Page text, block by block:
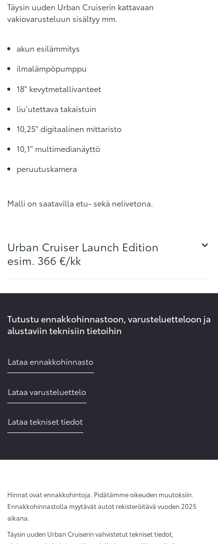
Täysin uuden Urban Cruiserin kattavaan
vakiovarusteluun sisältyy mm.
akun esilämmitys
ilmalämpöpumppu
18" kevytmetallivanteet
liu’utettava takaistuin
10,25" digitaalinen mittaristo
10,1" multimedianäyttö
peruutuskamera
Malli on saatavilla etu- sekä nelivetona.
Urban Cruiser Launch Edition
esim. 366 €/kk
Tutustu ennakkohinnastoon, varusteluetteloon ja
alustaviin teknisiin tietoihin
Lataa ennakkohinnasto
Lataa varusteluettelo
Lataa tekniset tiedot
Hinnat ovat ennakkohintoja. Pidätämme oikeuden muutoksiin.
Ennakkohinnastolla myytävät autot rekisteröitävä vuoden 2025
aikana.
Täysin uuden Urban Cruiserin vahvistetut tekniset tiedot,